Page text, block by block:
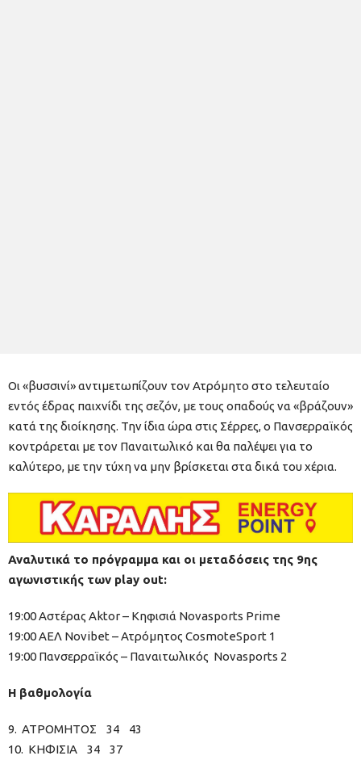
Οι «βυσσινί» αντιμετωπίζουν τον Ατρόμητο στο τελευταίο
εντός έδρας παιχνίδι της σεζόν, με τους οπαδούς να «βράζουν»
κατά της διοίκησης. Την ίδια ώρα στις Σέρρες, ο Πανσερραϊκός
κοντράρεται με τον Παναιτωλικό και θα παλέψει για το
καλύτερο, με την τύχη να μην βρίσκεται στα δικά του χέρια.
Αναλυτικά το πρόγραμμα και οι μεταδόσεις της 9ης
αγωνιστικής των play out:
19:00 Αστέρας Aktor – Κηφισιά Novasports Prime
19:00 ΑΕΛ Novibet – Ατρόμητος CosmoteSport 1
19:00 Πανσερραϊκός – Παναιτωλικός Novasports 2
Η βαθμολογία
9. ΑΤΡΟΜΗΤΟΣ 34 43
10. ΚΗΦΙΣΙΑ 34 37